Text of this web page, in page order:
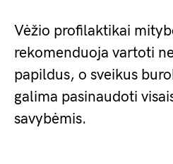
Vėžio profilaktikai
rekomenduoja vartoti
papildus, o sveikus
galima pasinaudoti
savybėmis.